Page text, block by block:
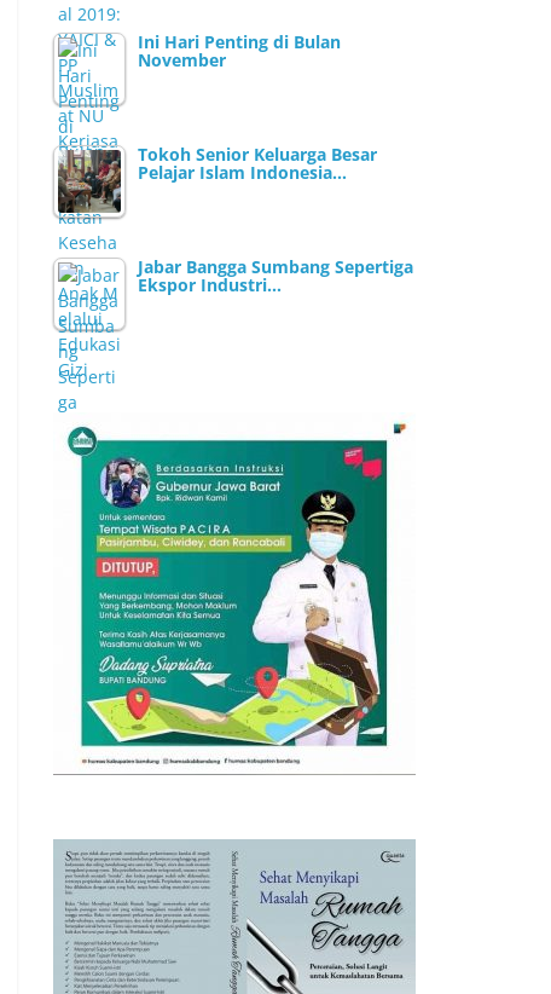
Ini Hari Penting di Bulan
November
Tokoh Senior Keluarga Besar
Pelajar Islam Indonesia…
Jabar Bangga Sumbang Sepertiga
Ekspor Industri…